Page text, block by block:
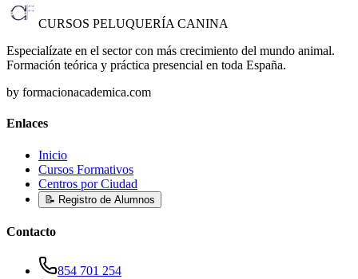
CURSOS PELUQUERÍA CANINA
Especialízate en el sector con más crecimiento del mundo animal.
Formación teórica y práctica presencial en toda España.
by formacionacademica.com
Enlaces
Inicio
Cursos Formativos
Centros por Ciudad
📝 Registro de Alumnos
Contacto
854 701 254